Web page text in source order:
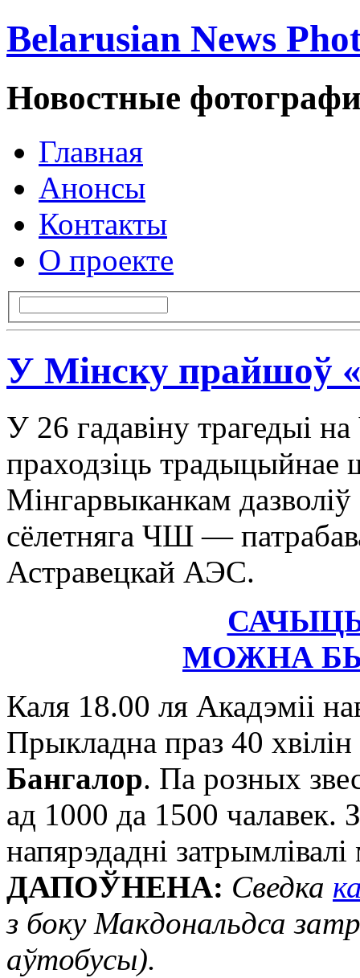
Belarusian News
Новостные
Главная
Анонсы
Контакты
О проекте
У Мінску прайшоў
У 26 гадавіну трагедыі
праходзіць традыцыйнае
Мінгарвыканкам
сёлетняга ЧШ —
Астравецкай АЭС.
МОЖНА
Каля 18.00 ля Акадэміі
Прыкладна праз 40
Бангалор. Па розных
ад 1000 да 1500 чалавек.
напярэдадні
ДАПОЎНЕНА: Сведка
з боку Макдональдса
аўтобусы).